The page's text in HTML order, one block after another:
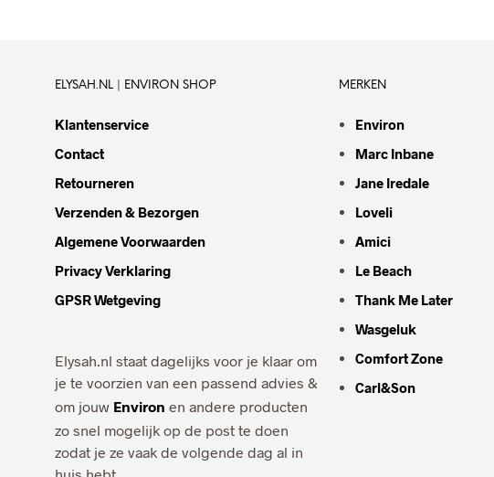
ELYSAH.NL | ENVIRON SHOP
Klantenservice
Contact
Retourneren
Verzenden & Bezorgen
Algemene Voorwaarden
Privacy Verklaring
GPSR Wetgeving
Elysah.nl staat dagelijks voor je klaar om
je te voorzien van een passend advies &
om jouw Environ en andere producten
zo snel mogelijk op de post te doen
zodat je ze vaak de volgende dag al in
huis hebt.
MERKEN
Environ
Marc Inbane
Jane Iredale
Loveli
Amici
Le Beach
Thank Me Later
Wasgeluk
Comfort Zone
Carl&Son